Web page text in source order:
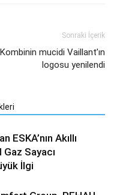
Sonraki İçerik
Kombinin mucidi Vaillant’ın
logosu yenilendi
ESKA’nın Akıllı
Sayacı
İlgi